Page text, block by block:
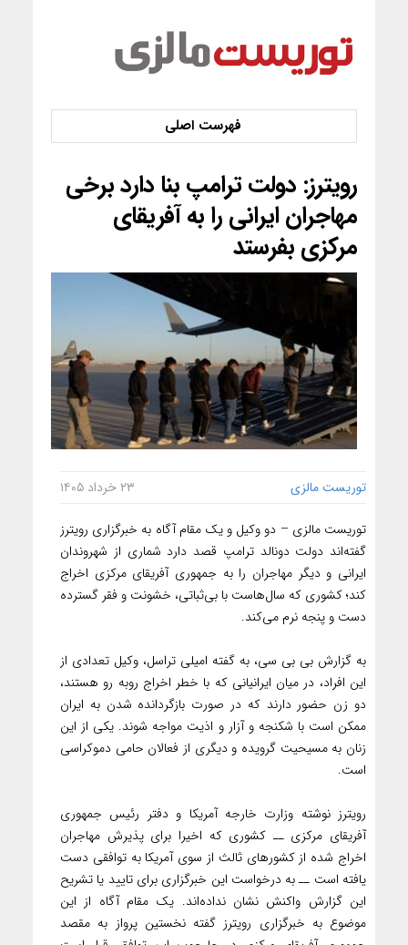
رویترز: دولت ترامپ بنا دارد برخی
مهاجران ایرانی را به آفریقای
مرکزی بفرستد
توریست مالزی ۲۳ خرداد ۱۴۰۵
توریست مالزی – دو وکیل و یک مقام آگاه به خبرگزاری رویترز
گفته‌اند دولت دونالد ترامپ قصد دارد شماری از شهروندان
ایرانی و دیگر مهاجران را به جمهوری آفریقای مرکزی اخراج
کند؛ کشوری که سال‌هاست با بی‌ثباتی، خشونت و فقر گسترده
دست و پنجه نرم می‌کند.
به گزارش بی بی سی، به گفته امیلی تراسل، وکیل تعدادی از
این افراد، در میان ایرانیانی که با خطر اخراج روبه رو هستند،
دو زن حضور دارند که در صورت بازگردانده شدن به ایران
ممکن است با شکنجه و آزار و اذیت مواجه شوند. یکی از این
زنان به مسیحیت گرویده و دیگری از فعالان حامی دموکراسی
است.
رویترز نوشته وزارت خارجه آمریکا و دفتر رئیس جمهوری
آفریقای مرکزی ــ کشوری که اخیرا برای پذیرش مهاجران
اخراج شده از کشورهای ثالث از سوی آمریکا به توافقی دست
یافته است ــ به درخواست این خبرگزاری برای تایید یا تشریح
این گزارش واکنش نشان نداده‌اند. یک مقام آگاه از این
موضوع به خبرگزاری رویترز گفته نخستین پرواز به مقصد